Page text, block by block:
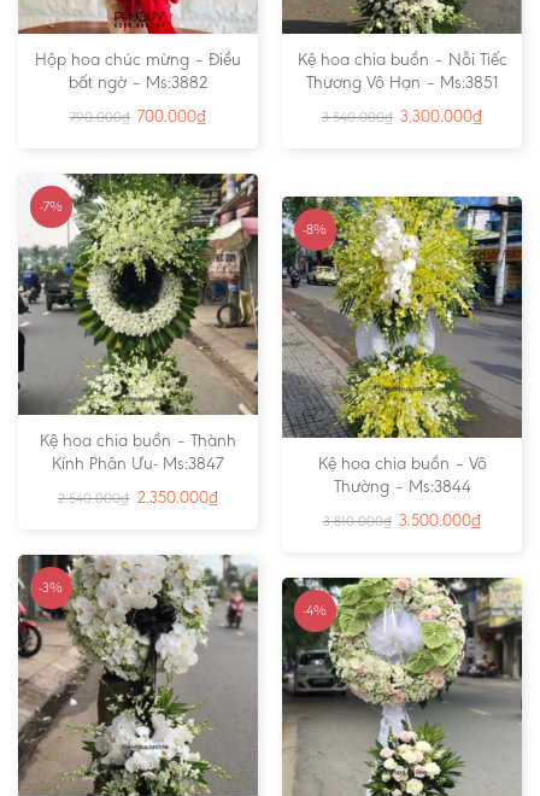
Hộp hoa chúc mừng – Điều
bất ngờ – Ms:3882
790.000₫ 700.000₫
Kệ hoa chia buồn – Nỗi Tiếc
Thương Vô Hạn – Ms:3851
3.540.000₫ 3.300.000₫
-7%
Kệ hoa chia buồn – Thành
Kính Phân Ưu- Ms:3847
2.540.000₫ 2.350.000₫
-8%
Kệ hoa chia buồn – Vô
Thường – Ms:3844
3.810.000₫ 3.500.000₫
-3%
-4%